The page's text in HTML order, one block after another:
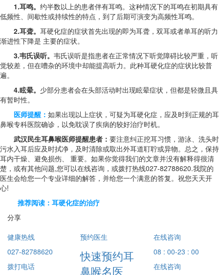
1.耳鸣。 约半数以上的患者伴有耳鸣。这种情况下的耳鸣在初期具有
低频性、间歇性或持续性的特点，到了后期可演变为高频性耳鸣。
2.耳聋。 耳硬化症的症状首先出现的即为耳聋，双耳或者单耳的听力
渐进性下降是 主要的症状。
3.韦氏误听。 韦氏误听是指患者在正常情况下听觉障碍比较严重，听
觉较差，但在嘈杂的环境中却能提高听力。此种耳硬化症的症状比较普
遍。
4.眩晕。 少部分患者会在头部活动时出现眩晕症状，但都是轻微且具
有暂时性。
医师提醒： 如果出现以上症状，可疑为耳硬化症，应及时到正规的耳
鼻喉专科医院确诊，以免耽误了疾病的较好治疗时机。
武汉民生耳鼻喉医师提醒患者： 要注意纠正挖耳习惯，游泳、洗头时
污水入耳后应及时拭净，及时清除或取出外耳道耵聍或异物。总之，保持
耳内干燥、避免损伤、 重要。如果你觉得我们的文章并没有解释得很清
楚，或有其他问题,您可以在线咨询，或拨打热线027-82788620.我院的
医生会给您一个专业详细的解答，并给您一个满意的答复。祝您天天开
心!
推荐阅读：耳硬化症的治疗
分享
健康热线
027-82788620
拨打电话
预约医生
快速预约耳
鼻喉名医
在线咨询
08 : 00-23 : 00
在线咨询